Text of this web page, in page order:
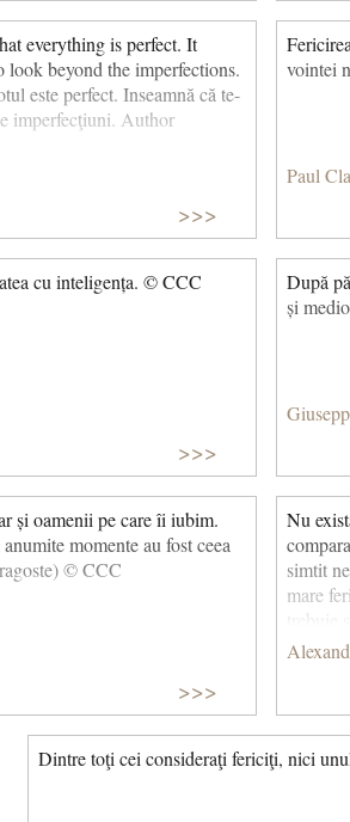
everything is perfect. It
look beyond the imperfections.
este perfect. Inseamnă că te-
imperfecţiuni. Author
>>>
vointei
Paul
cu inteligența. © CCC
>>>
După
și
și oamenii pe care îi iubim.
momente au fost ceea
© CCC
>>>
Nu
simtit
mare
trebuie
Dintre toţi cei consideraţi fericiţi, nici